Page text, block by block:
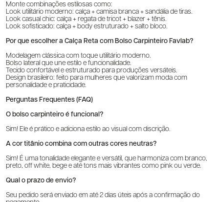
Monte combinações estilosas como:
Look utilitário moderno: calça + camisa branca + sandália de tiras.
Look casual chic: calça + regata de tricot + blazer + tênis.
Look sofisticado: calça + body estruturado + salto bloco.
Por que escolher a Calça Reta com Bolso Carpinteiro Favlab?
Modelagem clássica com toque utilitário moderno.
Bolso lateral que une estilo e funcionalidade.
Tecido confortável e estruturado para produções versáteis.
Design brasileiro: feito para mulheres que valorizam moda com
personalidade e praticidade.
Perguntas Frequentes (FAQ)
O bolso carpinteiro é funcional?
Sim! Ele é prático e adiciona estilo ao visual com discrição.
A cor titânio combina com outras cores neutras?
Sim! É uma tonalidade elegante e versátil, que harmoniza com branco,
preto, off white, bege e até tons mais vibrantes como pink ou verde.
Qual o prazo de envio?
Seu pedido será enviado em até 2 dias úteis após a confirmação do